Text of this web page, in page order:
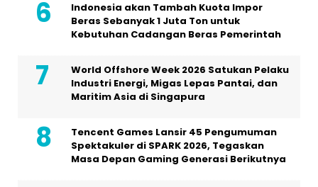
Indonesia akan Tambah Kuota Impor
Beras Sebanyak 1 Juta Ton untuk
Kebutuhan Cadangan Beras Pemerintah
World Offshore Week 2026 Satukan Pelaku
Industri Energi, Migas Lepas Pantai, dan
Maritim Asia di Singapura
Tencent Games Lansir 45 Pengumuman
Spektakuler di SPARK 2026, Tegaskan
Masa Depan Gaming Generasi Berikutnya